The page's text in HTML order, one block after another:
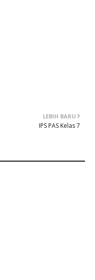
LEBIH BARU
IPS PAS Kelas 7